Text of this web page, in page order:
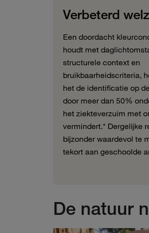
Verbeterd
Een doordacht
houdt met
structurele context en
bruikbaarheidscriteria,
het de identificatie op
door meer dan 50%
het ziekteverzuim met
vermindert.* Dergelijke
bijzonder waardevol te
tekort aan geschoolde
De natuur